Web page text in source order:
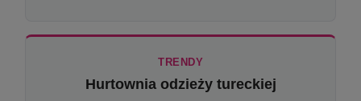
TRENDY
Hurtownia odzieży tureckiej